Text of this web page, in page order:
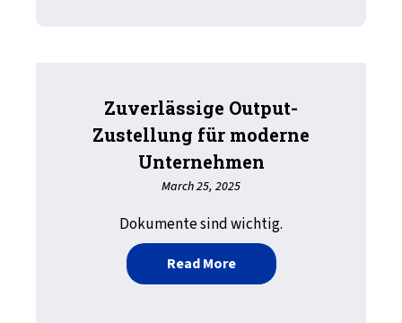
Zuverlässige Output-
Zustellung für moderne
Unternehmen
March 25, 2025
Dokumente sind wichtig.
Read Moreabout Zuverlässige